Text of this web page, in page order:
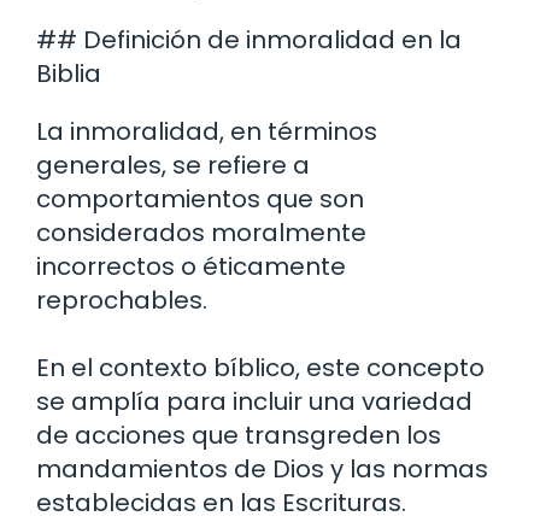
## Definición de inmoralidad en la
Biblia
La inmoralidad, en términos
generales, se refiere a
comportamientos que son
considerados moralmente
incorrectos o éticamente
reprochables.
En el contexto bíblico, este concepto
se amplía para incluir una variedad
de acciones que transgreden los
mandamientos de Dios y las normas
establecidas en las Escrituras.